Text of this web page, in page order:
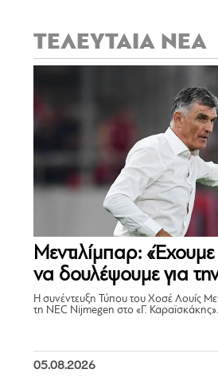
ΤΕΛΕΥΤΑΙΑ ΝΕΑ
Μεντιλίμπαρ:
να δουλέψουμε για
Η συνέντευξη Τύπου του Χοσέ Λουίς
τη NEC Nijmegen στο «Γ. Καραϊσκάκης».
05.08.2026